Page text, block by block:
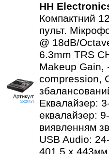
Артикул:
530951
HH
Компактний
пульт.
@ 18dB/
6.3mm TRS
Makeup Gain,
compression,
Еквалайзер:
еквалайзер:
виявленням
USB Audio:
401.5 x